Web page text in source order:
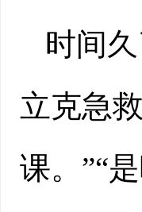
时间
立克急
课。”“